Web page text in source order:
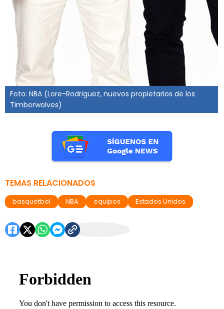
Foto: NBA (Lore-Rodriguez, nuevos propietarios de los
Timberwolves)
TEMAS RELACIONADOS
basquetbol NBA equipos Estados Unidos